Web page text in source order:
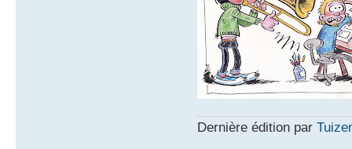
Dernière édition par